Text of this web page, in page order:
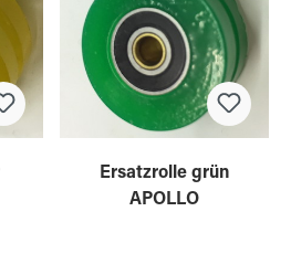
Ersatzrolle grün
APOLLO